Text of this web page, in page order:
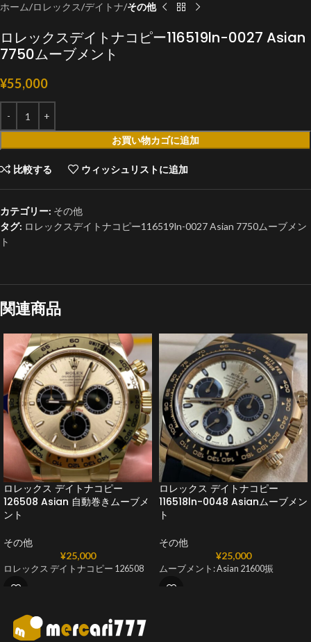
ホーム ロレックス デイトナ その他
ロレックスデイトナコピー116519ln-0027 Asian
7750ムーブメント
¥55,000
お買い物カゴに追加
比較する ウィッシュリストに追加
カテゴリー: その他
タグ: ロレックスデイトナコピー116519ln-0027 Asian 7750ムーブメン
ト
関連商品
ロレックス デイトナコピー
126508 Asian 自動巻きムーブメ
ント
その他
¥25,000
ロレックス デイトナコピー 126508
ロレックス デイトナコピー
116518ln-0048 Asianムーブメン
ト
その他
¥25,000
ムーブメント: Asian 21600振